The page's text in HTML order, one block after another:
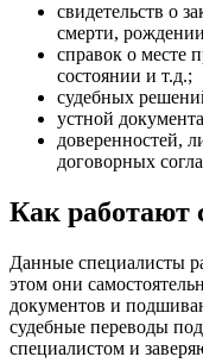
свидетельств о
смерти,
справок о месте
состоянии и т.д.;
судебных
устной
доверенностей,
договорных
Как работают
Данные специалисты
этом они
документов и
судебные переводы
специалистом и